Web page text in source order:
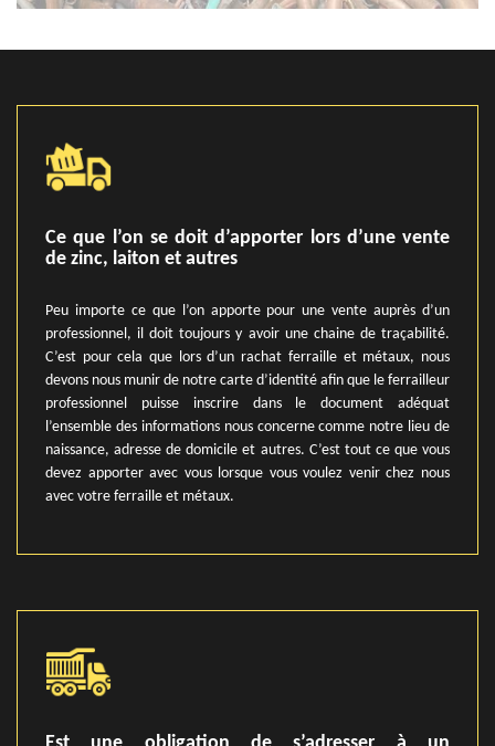
Ce que l’on se doit d’apporter lors d’une vente
de zinc, laiton et autres
Peu importe ce que l’on apporte pour une vente auprès d’un
professionnel, il doit toujours y avoir une chaine de traçabilité.
C’est pour cela que lors d’un rachat ferraille et métaux, nous
devons nous munir de notre carte d’identité afin que le ferrailleur
professionnel puisse inscrire dans le document adéquat
l’ensemble des informations nous concerne comme notre lieu de
naissance, adresse de domicile et autres. C’est tout ce que vous
devez apporter avec vous lorsque vous voulez venir chez nous
avec votre ferraille et métaux.